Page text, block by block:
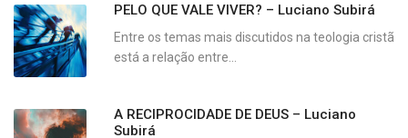
PELO QUE VALE VIVER? – Luciano Subirá
Entre os temas mais discutidos na teologia cristã
está a relação entre...
A RECIPROCIDADE DE DEUS – Luciano
Subirá